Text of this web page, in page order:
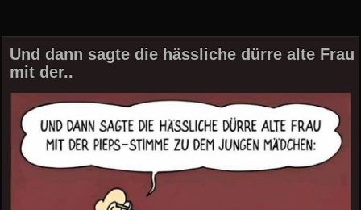
Und dann sagte die hässliche dürre alte Frau
mit der..